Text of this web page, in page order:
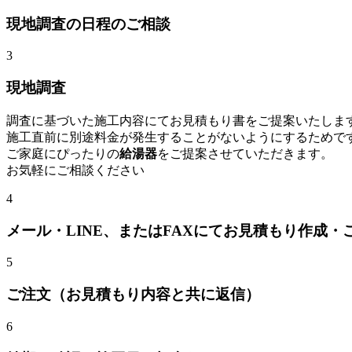
現地調査の日程のご相談
3
現地調査
調査に基づいた施工内容にてお見積もり書をご提案いたしま
施工直前に別途料金が発生することがないようにするためで
ご家庭にぴったりの給湯器をご提案させていただきます。
お気軽にご相談ください
4
メール・LINE、またはFAXにてお見積もり作成・
5
ご注文（お見積もり内容と共に返信）
6